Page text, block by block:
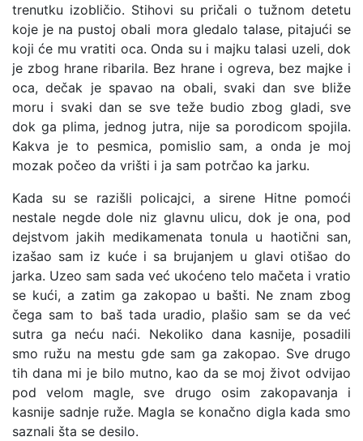
trenutku izobličio. Stihovi su pričali o tužnom detetu
koje je na pustoj obali mora gledalo talase, pitajući se
koji će mu vratiti oca. Onda su i majku talasi uzeli, dok
je zbog hrane ribarila. Bez hrane i ogreva, bez majke i
oca, dečak je spavao na obali, svaki dan sve bliže
moru i svaki dan se sve teže budio zbog gladi, sve
dok ga plima, jednog jutra, nije sa porodicom spojila.
Kakva je to pesmica, pomislio sam, a onda je moj
mozak počeo da vrišti i ja sam potrčao ka jarku.
Kada su se razišli policajci, a sirene Hitne pomoći
nestale negde dole niz glavnu ulicu, dok je ona, pod
dejstvom jakih medikamenata tonula u haotični san,
izašao sam iz kuće i sa brujanjem u glavi otišao do
jarka. Uzeo sam sada već ukoćeno telo mačeta i vratio
se kući, a zatim ga zakopao u bašti. Ne znam zbog
čega sam to baš tada uradio, plašio sam se da već
sutra ga neću naći. Nekoliko dana kasnije, posadili
smo ružu na mestu gde sam ga zakopao. Sve drugo
tih dana mi je bilo mutno, kao da se moj život odvijao
pod velom magle, sve drugo osim zakopavanja i
kasnije sadnje ruže. Magla se konačno digla kada smo
saznali šta se desilo.